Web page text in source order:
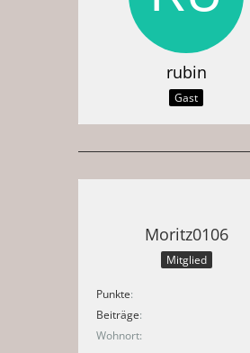
rubin
Gast
Moritz0106
Mitglied
Punkte
Beiträge
Wohnort